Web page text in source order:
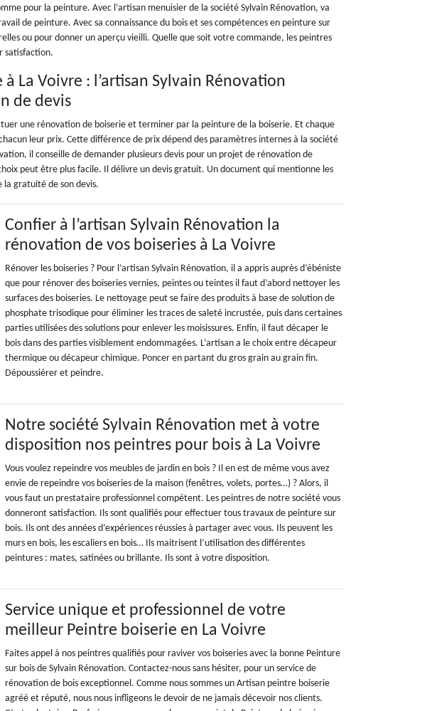
pour la peinture. Avec l’artisan menuisier de la société Sylvain Rénovation, va
de peinture. Avec sa connaissance du bois et ses compétences en peinture sur
ou pour donner un aperçu vieilli. Quelle que soit votre commande, les peintres
satisfaction.
La Voivre : l’artisan Sylvain Rénovation
de devis
une rénovation de boiserie et terminer par la peinture de la boiserie. Et chaque
leur prix. Cette différence de prix dépend des paramètres internes à la société
il conseille de demander plusieurs devis pour un projet de rénovation de
peut être plus facile. Il délivre un devis gratuit. Un document qui mentionne les
gratuité de son devis.
Confier à l’artisan Sylvain Rénovation la
rénovation de vos boiseries à La Voivre
Rénover les boiseries ? Pour l’artisan Sylvain Rénovation, il a appris auprès d’ébéniste
que pour rénover des boiseries vernies, peintes ou teintes il faut d’abord nettoyer les
surfaces des boiseries. Le nettoyage peut se faire des produits à base de solution de
phosphate trisodique pour éliminer les traces de saleté incrustée, puis dans certaines
parties utilisées des solutions pour enlever les moisissures. Enfin, il faut décaper le
bois dans des parties visiblement endommagées. L’artisan a le choix entre décapeur
thermique ou décapeur chimique. Poncer en partant du gros grain au grain fin.
Dépoussiérer et peindre.
Notre société Sylvain Rénovation met à votre
disposition nos peintres pour bois à La Voivre
Vous voulez repeindre vos meubles de jardin en bois ? Il en est de même vous avez
envie de repeindre vos boiseries de la maison (fenêtres, volets, portes…) ? Alors, il
vous faut un prestataire professionnel compétent. Les peintres de notre société vous
donneront satisfaction. Ils sont qualifiés pour effectuer tous travaux de peinture sur
bois. Ils ont des années d’expériences réussies à partager avec vous. Ils peuvent les
murs en bois, les escaliers en bois… Ils maitrisent l’utilisation des différentes
peintures : mates, satinées ou brillante. Ils sont à votre disposition.
Service unique et professionnel de votre
meilleur Peintre boiserie en La Voivre
Faites appel à nos peintres qualifiés pour raviver vos boiseries avec la bonne Peinture
sur bois de Sylvain Rénovation. Contactez-nous sans hésiter, pour un service de
rénovation de bois exceptionnel. Comme nous sommes un Artisan peintre boiserie
agréé et réputé, nous nous infligeons le devoir de ne jamais décevoir nos clients.